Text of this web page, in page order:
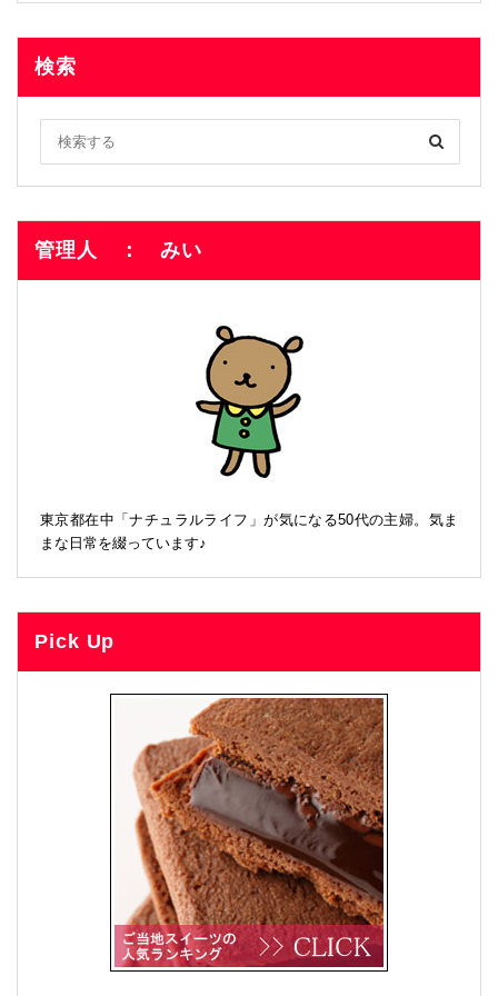
検索
管理人 ： みい
東京都在中「ナチュラルライフ」が気になる50代の主婦。気ま
まな日常を綴っています♪
Pick Up